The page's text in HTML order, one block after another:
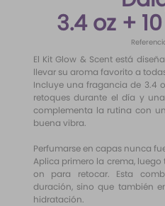
3.4 oz +
El Kit Glow & Scent está
llevar su aroma favorito a
Incluye una fragancia de 3.4
retoques durante el día y
complementa la rutina con
buena vibra.
Perfumarse en capas nunca
Aplica primero la crema,
on para retocar. Esta
duración, sino que también
hidratación.